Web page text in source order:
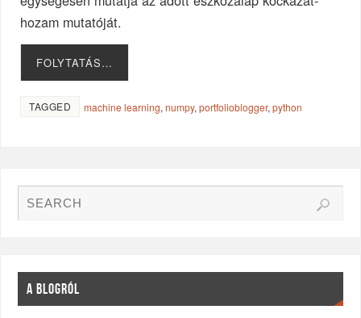
hozam mutatóját.
FOLYTATÁS…
TAGGED machine learning,numpy,portfolioblogger,python
A BLOGRÓL